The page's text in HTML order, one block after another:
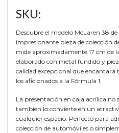
SKU:
Descubre el modelo McLaren 38
impresionante pieza de colección
mide aproximadamente 17 cm de
elaborado con metal fundido y
calidad excepcional que encantará
los aficionados a la Fórmula 1.
La presentación en caja acrílica no
también lo convierte en un
cualquier espacio. Perfecto para
colección de automóviles o